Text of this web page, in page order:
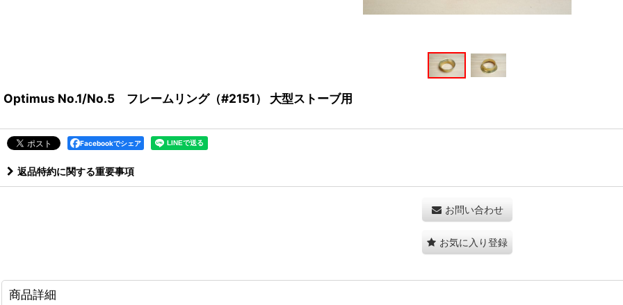
Optimus No.1/No.5 フレームリング（#2151） 大型ストーブ用
Facebookでシェア
返品特約に関する重要事項
お問い合わせ
お気に入り登録
商品詳細